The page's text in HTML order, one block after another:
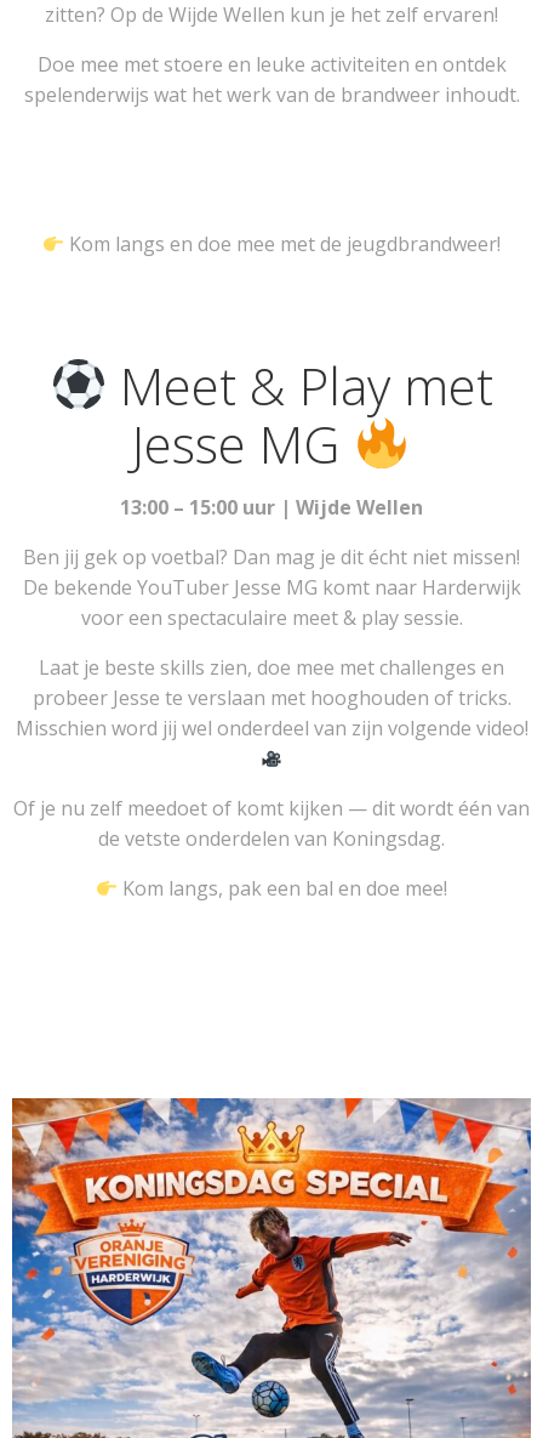
zitten? Op de Wijde Wellen kun je het zelf ervaren!
Doe mee met stoere en leuke activiteiten en ontdek
spelenderwijs wat het werk van de brandweer inhoudt.
Kom langs en doe mee met de jeugdbrandweer!
Meet & Play met
Jesse MG
13:00 – 15:00 uur | Wijde Wellen
Ben jij gek op voetbal? Dan mag je dit écht niet missen!
De bekende YouTuber Jesse MG komt naar Harderwijk
voor een spectaculaire meet & play sessie.
Laat je beste skills zien, doe mee met challenges en
probeer Jesse te verslaan met hooghouden of tricks.
Misschien word jij wel onderdeel van zijn volgende video!
Of je nu zelf meedoet of komt kijken — dit wordt één van
de vetste onderdelen van Koningsdag.
Kom langs, pak een bal en doe mee!